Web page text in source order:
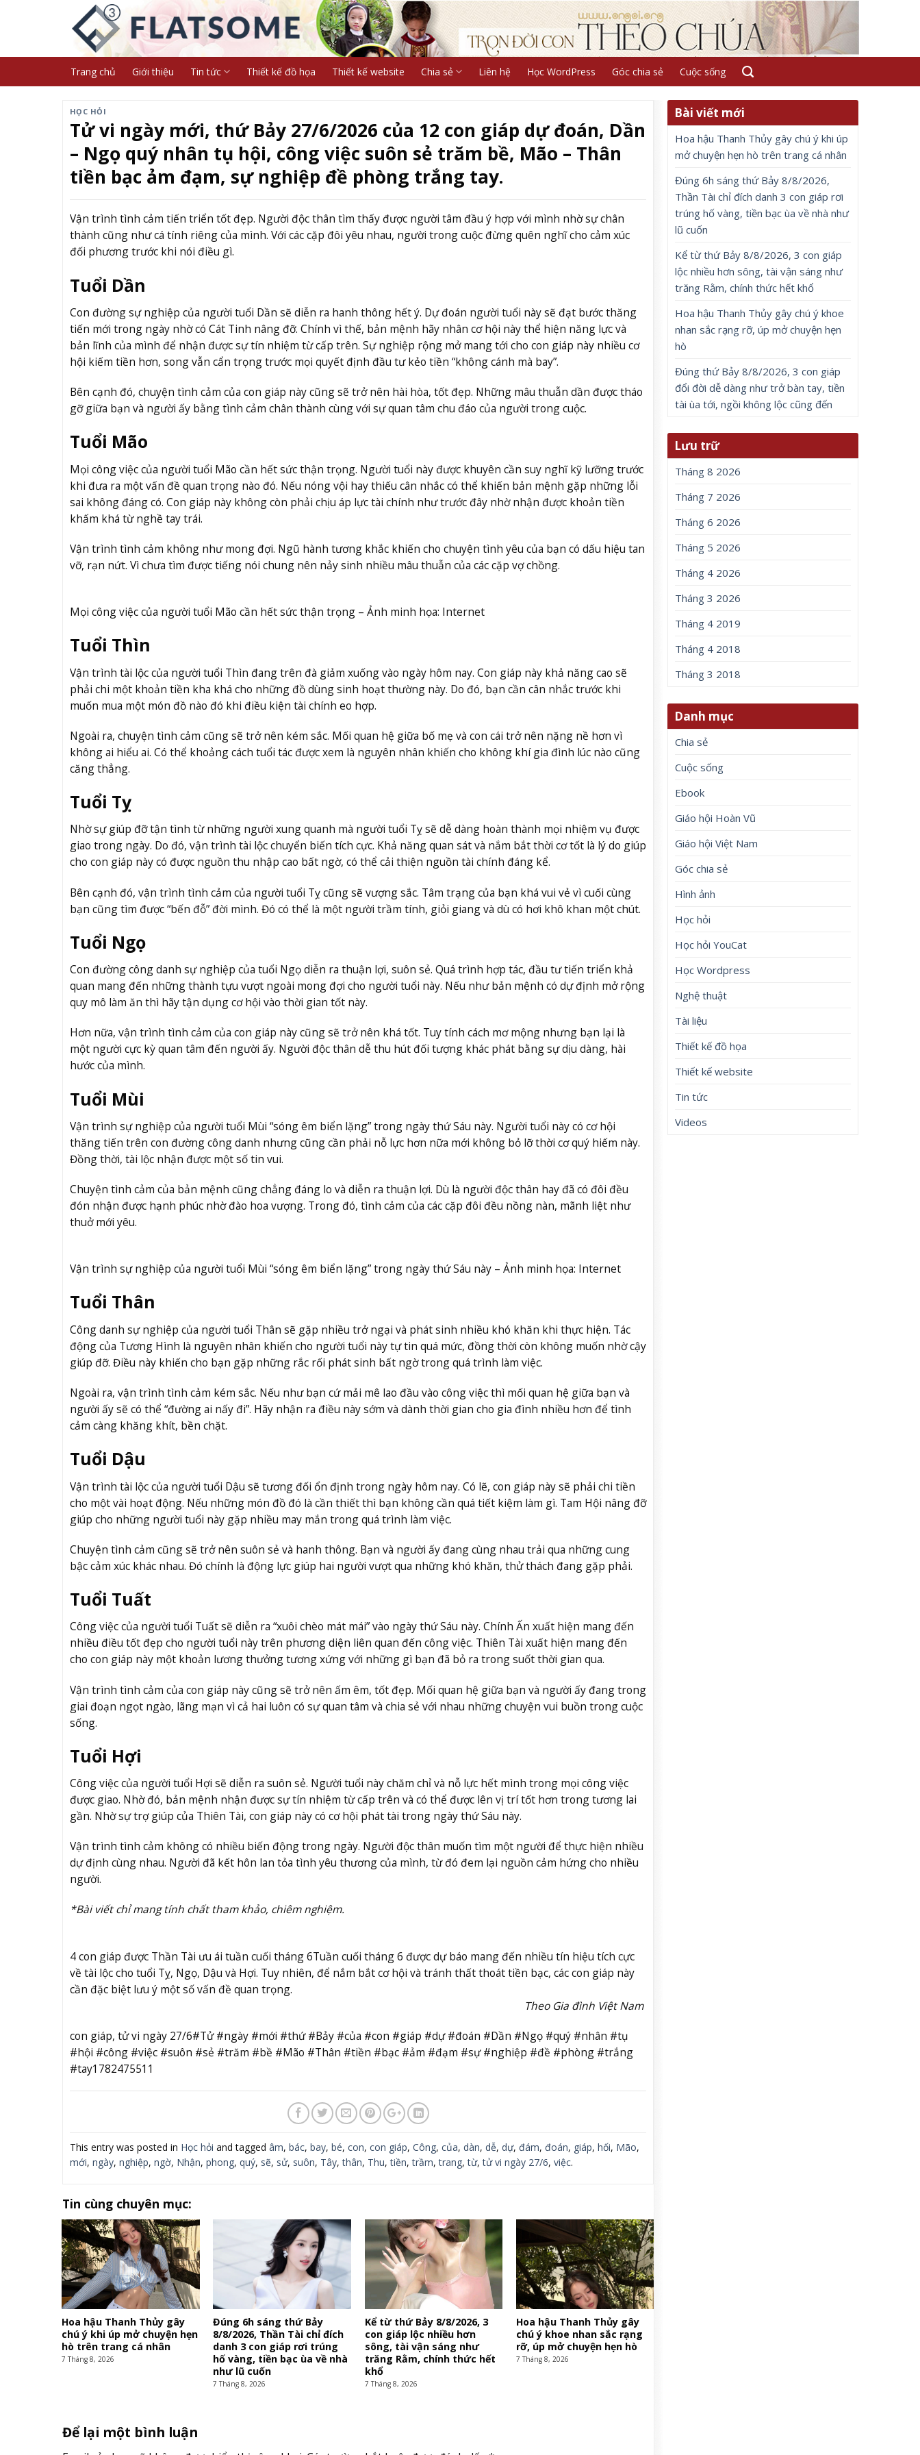
Trang chủ Giới thiệu Tin tức Thiết kế đồ họa Thiết kế website Chia sẻ Liên hệ Học WordPress Góc chia sẻ Cuộc sống
HỌC HỎI
Tử vi ngày mới, thứ Bảy 27/6/2026 của 12 con giáp dự đoán, Dần
– Ngọ quý nhân tụ hội, công việc suôn sẻ trăm bề, Mão – Thân
tiền bạc ảm đạm, sự nghiệp đề phòng trắng tay.
Vận trình tình cảm tiến triển tốt đẹp. Người độc thân tìm thấy được người tâm đầu ý hợp với mình nhờ sự chân
thành cũng như cá tính riêng của mình. Với các cặp đôi yêu nhau, người trong cuộc đừng quên nghĩ cho cảm xúc
đối phương trước khi nói điều gì.
Tuổi Dần
Con đường sự nghiệp của người tuổi Dần sẽ diễn ra hanh thông hết ý. Dự đoán người tuổi này sẽ đạt bước thăng
tiến mới trong ngày nhờ có Cát Tinh nâng đỡ. Chính vì thế, bản mệnh hãy nhân cơ hội này thể hiện năng lực và
bản lĩnh của mình để nhận được sự tín nhiệm từ cấp trên. Sự nghiệp rộng mở mang tới cho con giáp này nhiều cơ
hội kiếm tiền hơn, song vẫn cẩn trọng trước mọi quyết định đầu tư kẻo tiền “không cánh mà bay”.
Bên cạnh đó, chuyện tình cảm của con giáp này cũng sẽ trở nên hài hòa, tốt đẹp. Những mâu thuẫn dần được tháo
gỡ giữa bạn và người ấy bằng tình cảm chân thành cùng với sự quan tâm chu đáo của người trong cuộc.
Tuổi Mão
Mọi công việc của người tuổi Mão cần hết sức thận trọng. Người tuổi này được khuyên cần suy nghĩ kỹ lưỡng trước
khi đưa ra một vấn đề quan trọng nào đó. Nếu nóng vội hay thiếu cân nhắc có thể khiến bản mệnh gặp những lỗi
sai không đáng có. Con giáp này không còn phải chịu áp lực tài chính như trước đây nhờ nhận được khoản tiền
khấm khá từ nghề tay trái.
Vận trình tình cảm không như mong đợi. Ngũ hành tương khắc khiến cho chuyện tình yêu của bạn có dấu hiệu tan
vỡ, rạn nứt. Vì chưa tìm được tiếng nói chung nên nảy sinh nhiều mâu thuẫn của các cặp vợ chồng.
Mọi công việc của người tuổi Mão cần hết sức thận trọng – Ảnh minh họa: Internet
Tuổi Thìn
Vận trình tài lộc của người tuổi Thìn đang trên đà giảm xuống vào ngày hôm nay. Con giáp này khả năng cao sẽ
phải chi một khoản tiền kha khá cho những đồ dùng sinh hoạt thường này. Do đó, bạn cần cân nhắc trước khi
muốn mua một món đồ nào đó khi điều kiện tài chính eo hợp.
Ngoài ra, chuyện tình cảm cũng sẽ trở nên kém sắc. Mối quan hệ giữa bố mẹ và con cái trở nên nặng nề hơn vì
không ai hiểu ai. Có thể khoảng cách tuổi tác được xem là nguyên nhân khiến cho không khí gia đình lúc nào cũng
căng thẳng.
Tuổi Tỵ
Nhờ sự giúp đỡ tận tình từ những người xung quanh mà người tuổi Tỵ sẽ dễ dàng hoàn thành mọi nhiệm vụ được
giao trong ngày. Do đó, vận trình tài lộc chuyển biến tích cực. Khả năng quan sát và nắm bắt thời cơ tốt là lý do giúp
cho con giáp này có được nguồn thu nhập cao bất ngờ, có thể cải thiện nguồn tài chính đáng kể.
Bên cạnh đó, vận trình tình cảm của người tuổi Tỵ cũng sẽ vượng sắc. Tâm trạng của bạn khá vui vẻ vì cuối cùng
bạn cũng tìm được “bến đỗ” đời mình. Đó có thể là một người trầm tính, giỏi giang và dù có hơi khô khan một chút.
Tuổi Ngọ
Con đường công danh sự nghiệp của tuổi Ngọ diễn ra thuận lợi, suôn sẻ. Quá trình hợp tác, đầu tư tiến triển khả
quan mang đến những thành tựu vượt ngoài mong đợi cho người tuổi này. Nếu như bản mệnh có dự định mở rộng
quy mô làm ăn thì hãy tận dụng cơ hội vào thời gian tốt này.
Hơn nữa, vận trình tình cảm của con giáp này cũng sẽ trở nên khá tốt. Tuy tính cách mơ mộng nhưng bạn lại là
một người cực kỳ quan tâm đến người ấy. Người độc thân dễ thu hút đối tượng khác phát bằng sự dịu dàng, hài
hước của mình.
Tuổi Mùi
Vận trình sự nghiệp của người tuổi Mùi “sóng êm biển lặng” trong ngày thứ Sáu này. Người tuổi này có cơ hội
thăng tiến trên con đường công danh nhưng cũng cần phải nỗ lực hơn nữa mới không bỏ lỡ thời cơ quý hiếm này.
Đồng thời, tài lộc nhận được một số tin vui.
Chuyện tình cảm của bản mệnh cũng chẳng đáng lo và diễn ra thuận lợi. Dù là người độc thân hay đã có đôi đều
đón nhận được hạnh phúc nhờ đào hoa vượng. Trong đó, tình cảm của các cặp đôi đều nồng nàn, mãnh liệt như
thuở mới yêu.
Vận trình sự nghiệp của người tuổi Mùi “sóng êm biển lặng” trong ngày thứ Sáu này – Ảnh minh họa: Internet
Tuổi Thân
Công danh sự nghiệp của người tuổi Thân sẽ gặp nhiều trở ngại và phát sinh nhiều khó khăn khi thực hiện. Tác
động của Tương Hình là nguyên nhân khiến cho người tuổi này tự tin quá mức, đồng thời còn không muốn nhờ cậy
giúp đỡ. Điều này khiến cho bạn gặp những rắc rối phát sinh bất ngờ trong quá trình làm việc.
Ngoài ra, vận trình tình cảm kém sắc. Nếu như bạn cứ mải mê lao đầu vào công việc thì mối quan hệ giữa bạn và
người ấy sẽ có thể “đường ai nấy đi”. Hãy nhận ra điều này sớm và dành thời gian cho gia đình nhiều hơn để tình
cảm càng khăng khít, bền chặt.
Tuổi Dậu
Vận trình tài lộc của người tuổi Dậu sẽ tương đối ổn định trong ngày hôm nay. Có lẽ, con giáp này sẽ phải chi tiền
cho một vài hoạt động. Nếu những món đồ đó là cần thiết thì bạn không cần quá tiết kiệm làm gì. Tam Hội nâng đỡ
giúp cho những người tuổi này gặp nhiều may mắn trong quá trình làm việc.
Chuyện tình cảm cũng sẽ trở nên suôn sẻ và hanh thông. Bạn và người ấy đang cùng nhau trải qua những cung
bậc cảm xúc khác nhau. Đó chính là động lực giúp hai người vượt qua những khó khăn, thử thách đang gặp phải.
Tuổi Tuất
Công việc của người tuổi Tuất sẽ diễn ra “xuôi chèo mát mái” vào ngày thứ Sáu này. Chính Ấn xuất hiện mang đến
nhiều điều tốt đẹp cho người tuổi này trên phương diện liên quan đến công việc. Thiên Tài xuất hiện mang đến
cho con giáp này một khoản lương thưởng tương xứng với những gì bạn đã bỏ ra trong suốt thời gian qua.
Vận trình tình cảm của con giáp này cũng sẽ trở nên ấm êm, tốt đẹp. Mối quan hệ giữa bạn và người ấy đang trong
giai đoạn ngọt ngào, lãng mạn vì cả hai luôn có sự quan tâm và chia sẻ với nhau những chuyện vui buồn trong cuộc
sống.
Tuổi Hợi
Công việc của người tuổi Hợi sẽ diễn ra suôn sẻ. Người tuổi này chăm chỉ và nỗ lực hết mình trong mọi công việc
được giao. Nhờ đó, bản mệnh nhận được sự tín nhiệm từ cấp trên và có thể được lên vị trí tốt hơn trong tương lai
gần. Nhờ sự trợ giúp của Thiên Tài, con giáp này có cơ hội phát tài trong ngày thứ Sáu này.
Vận trình tình cảm không có nhiều biến động trong ngày. Người độc thân muốn tìm một người để thực hiện nhiều
dự định cùng nhau. Người đã kết hôn lan tỏa tình yêu thương của mình, từ đó đem lại nguồn cảm hứng cho nhiều
người.
*Bài viết chỉ mang tính chất tham khảo, chiêm nghiệm.
4 con giáp được Thần Tài ưu ái tuần cuối tháng 6Tuần cuối tháng 6 được dự báo mang đến nhiều tín hiệu tích cực
về tài lộc cho tuổi Tỵ, Ngọ, Dậu và Hợi. Tuy nhiên, để nắm bắt cơ hội và tránh thất thoát tiền bạc, các con giáp này
cần đặc biệt lưu ý một số vấn đề quan trọng.
Theo Gia đình Việt Nam
con giáp, tử vi ngày 27/6#Tử #ngày #mới #thứ #Bảy #của #con #giáp #dự #đoán #Dần #Ngọ #quý #nhân #tụ
#hội #công #việc #suôn #sẻ #trăm #bề #Mão #Thân #tiền #bạc #ảm #đạm #sự #nghiệp #đề #phòng #trắng
#tay1782475511
This entry was posted in Học hỏi and tagged âm, bác, bay, bé, con, con giáp, Công, của, dàn, dễ, dự, đám, đoán, giáp, hối, Mão,
mới, ngày, nghiệp, ngờ, Nhận, phong, quý, sẽ, sử, suôn, Tây,thân, Thu,tiền,trầm,trang,từ,tử vi ngày 27/6, việc.
Tin cùng chuyên mục:
Hoa hậu Thanh Thủy gây
chú ý khi úp mở chuyện hẹn
hò trên trang cá nhân
7 Tháng 8, 2026
Đúng 6h sáng thứ Bảy
8/8/2026, Thần Tài chỉ đích
danh 3 con giáp rơi trúng
hố vàng, tiền bạc ùa về nhà
như lũ cuốn
7 Tháng 8, 2026
Kể từ thứ Bảy 8/8/2026, 3
con giáp lộc nhiều hơn
sông, tài vận sáng như
trăng Rằm, chính thức hết
khổ
7 Tháng 8, 2026
Hoa hậu Thanh Thủy gây
chú ý khoe nhan sắc rạng
rỡ, úp mở chuyện hẹn hò
7 Tháng 8, 2026
Để lại một bình luận
Bài viết mới
Hoa hậu Thanh Thủy gây chú ý khi úp
mở chuyện hẹn hò trên trang cá nhân
Đúng 6h sáng thứ Bảy 8/8/2026,
Thần Tài chỉ đích danh 3 con giáp rơi
trúng hố vàng, tiền bạc ùa về nhà như
lũ cuốn
Kể từ thứ Bảy 8/8/2026, 3 con giáp
lộc nhiều hơn sông, tài vận sáng như
trăng Rằm, chính thức hết khổ
Hoa hậu Thanh Thủy gây chú ý khoe
nhan sắc rạng rỡ, úp mở chuyện hẹn
hò
Đúng thứ Bảy 8/8/2026, 3 con giáp
đổi đời dễ dàng như trở bàn tay, tiền
tài ùa tới, ngồi không lộc cũng đến
Lưu trữ
Tháng 8 2026
Tháng 7 2026
Tháng 6 2026
Tháng 5 2026
Tháng 4 2026
Tháng 3 2026
Tháng 4 2019
Tháng 4 2018
Tháng 3 2018
Danh mục
Chia sẻ
Cuộc sống
Ebook
Giáo hội Hoàn Vũ
Giáo hội Việt Nam
Góc chia sẻ
Hình ảnh
Học hỏi
Học hỏi YouCat
Học Wordpress
Nghệ thuật
Tài liệu
Thiết kế đồ họa
Thiết kế website
Tin tức
Videos